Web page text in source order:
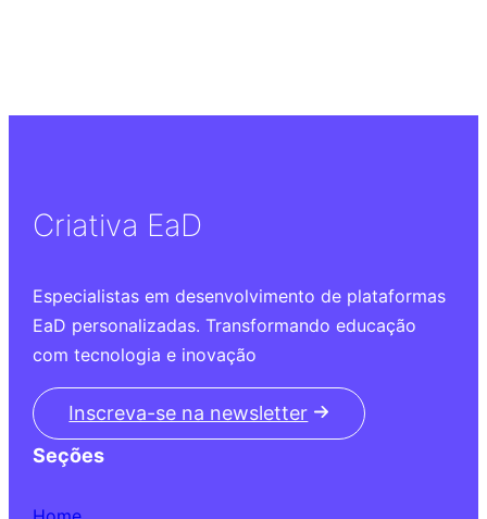
Criativa EaD
Especialistas em desenvolvimento de plataformas
EaD personalizadas. Transformando educação
com tecnologia e inovação
Inscreva-se na newsletter
Seções